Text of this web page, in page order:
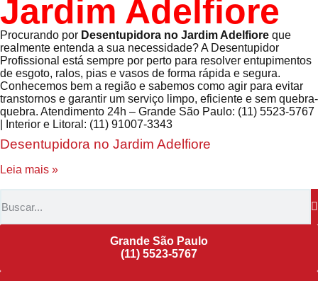
Jardim Adelfiore
Procurando por Desentupidora no Jardim Adelfiore que
realmente entenda a sua necessidade? A Desentupidor
Profissional está sempre por perto para resolver entupimentos
de esgoto, ralos, pias e vasos de forma rápida e segura.
Conhecemos bem a região e sabemos como agir para evitar
transtornos e garantir um serviço limpo, eficiente e sem quebra-
quebra. Atendimento 24h – Grande São Paulo: (11) 5523-5767
| Interior e Litoral: (11) 91007-3343
Desentupidora no Jardim Adelfiore
Leia mais »
Grande São Paulo
(11) 5523-5767